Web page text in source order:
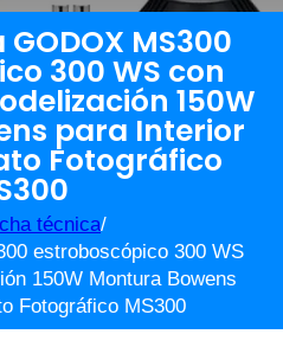
MS300
300 WS con
150W
para Interior
Fotográfico
técnica/
estroboscópico 300 WS
150W Montura Bowens
Fotográfico MS300